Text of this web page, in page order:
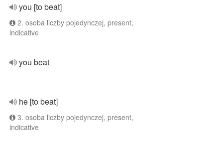
you [to beat]
2. osoba liczby pojedynczej, present,
indicative
you beat
he [to beat]
3. osoba liczby pojedynczej, present,
indicative